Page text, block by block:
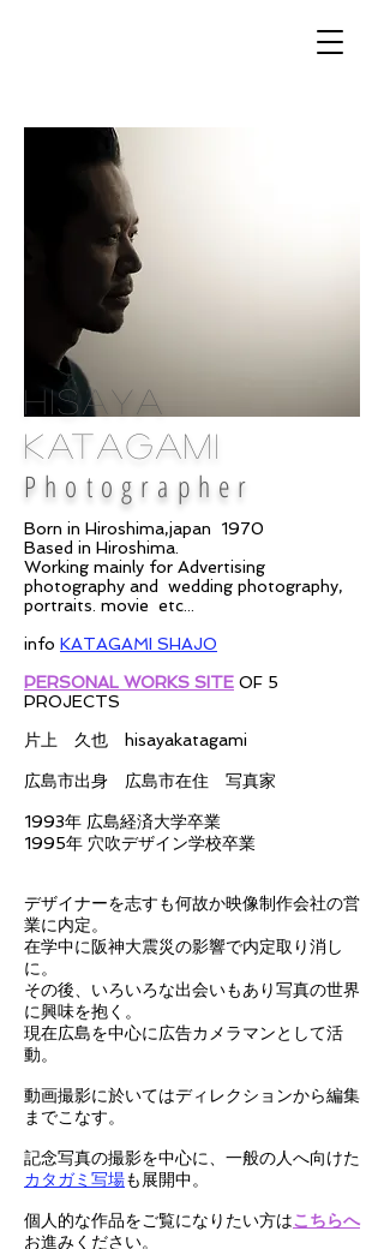
Hisaya
Katagami
Photographer
Born in Hiroshima,japan 1970
Based in Hiroshima.
Working mainly for Advertising
photography and wedding photography,
portraits. movie etc...
info KATAGAMI SHAJO
PERSONAL WORKS SITE OF 5
PROJECTS
片上 久也 hisayakatagami
広島市出身 広島市在住 写真家
1993年 広島経済大学卒業
1995年 穴吹デザイン学校卒業
デザイナーを志すも何故か映像制作会社の営
業に内定。
在学中に阪神大震災の影響で内定取り消し
に。
その後、いろいろな出会いもあり写真の世界
に興味を抱く。
現在広島を中心に広告カメラマンとして活
動。
動画撮影に於いてはディレクションから編集
までこなす。
記念写真の撮影を中心に、一般の人へ向けた
カタガミ写場も展開中。
個人的な作品をご覧になりたい方はこちらへ
お進みください。